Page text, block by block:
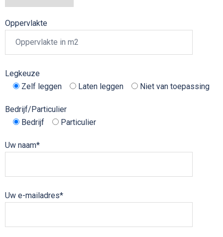
Oppervlakte
Legkeuze
Zelf leggen
Laten leggen Niet van toepassing
Bedrijf/Particulier
Bedrijf
Particulier
Uw naam*
Uw e-mailadres*